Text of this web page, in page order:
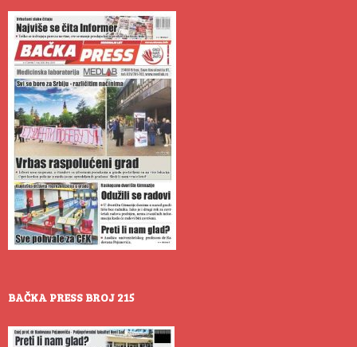
BAČKA PRESS BROJ 215